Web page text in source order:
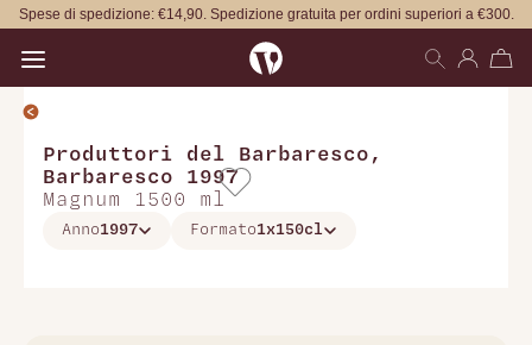
Spese di spedizione: €14,90. Spedizione gratuita per ordini superiori a €300.
Produttori del Barbaresco ,
Barbaresco 1997
Magnum 1500 ml
Anno1997 Formato1x150cl